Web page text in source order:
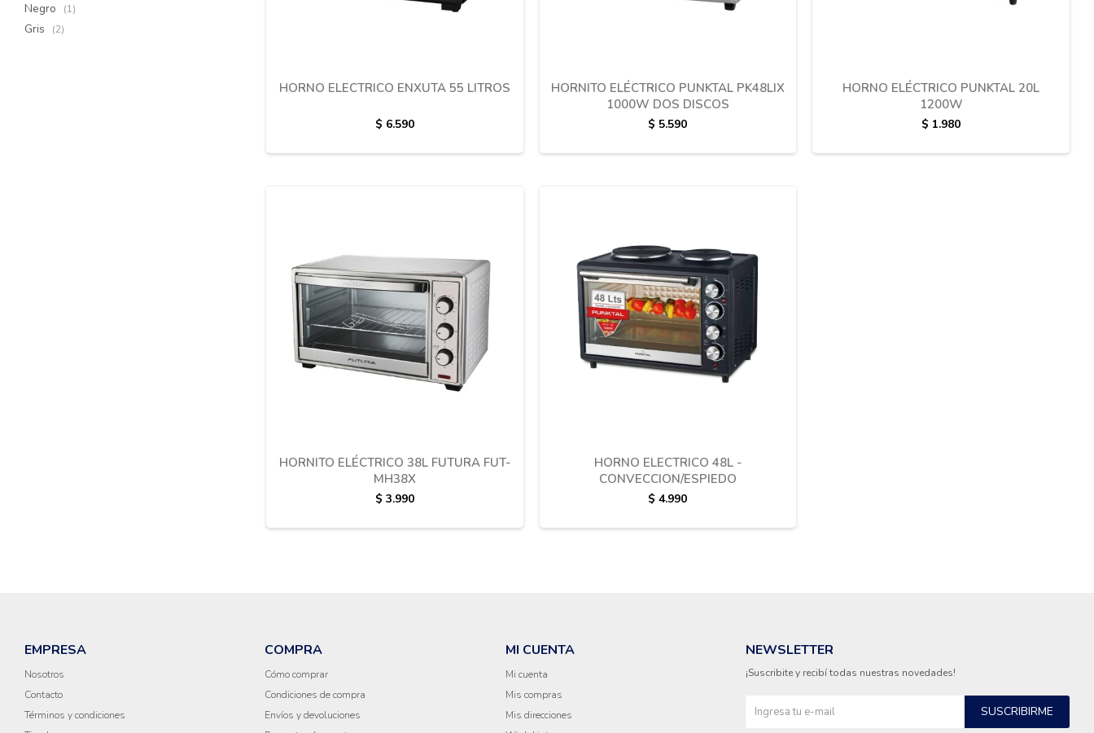
HORNO ELECTRICO ENXUTA 55 LITROS
$ 6.590
HORNITO ELÉCTRICO PUNKTAL PK48LIX
1000W DOS DISCOS
$ 5.590
HORNO ELÉCTRICO PUNKTAL 20L
1200W
$ 1.980
HORNITO ELÉCTRICO 38L FUTURA FUT-
MH38X
$ 3.990
HORNO ELECTRICO 48L -
CONVECCION/ESPIEDO
$ 4.990
Negro (1)
Gris (2)
EMPRESA
Nosotros
Contacto
Términos y condiciones
COMPRA
Cómo comprar
Condiciones de compra
Envíos y devoluciones
MI CUENTA
Mi cuenta
Mis compras
Mis direcciones
NEWSLETTER
¡Suscribite y recibí todas nuestras novedades!
SUSCRIBIRME